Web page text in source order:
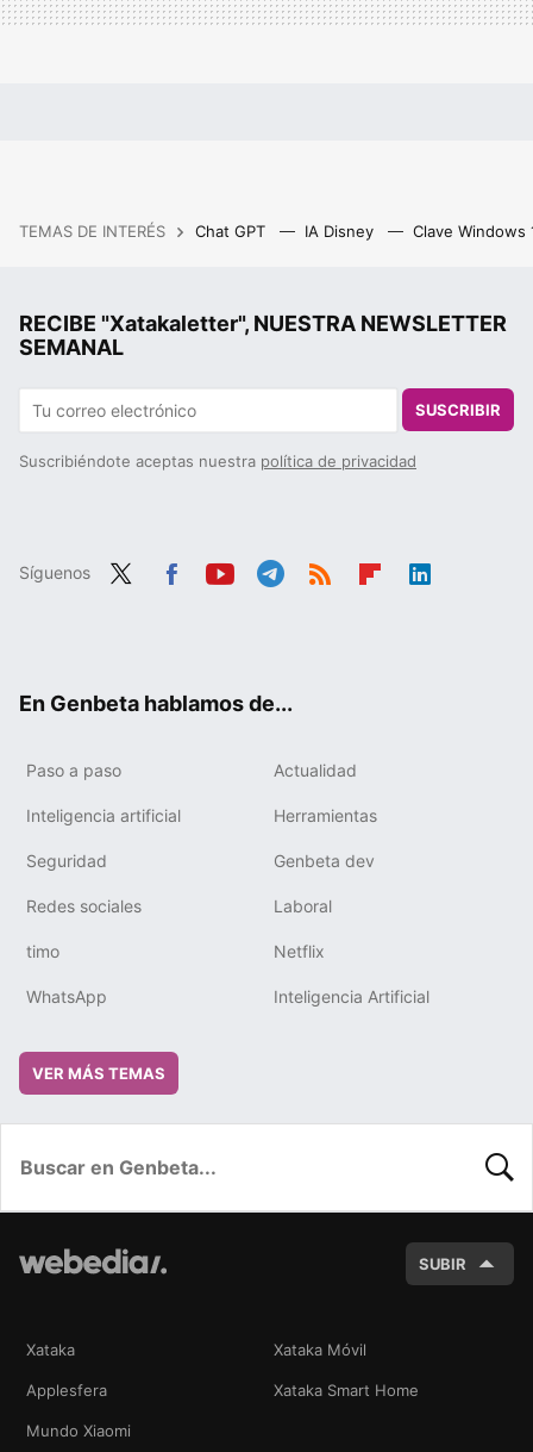
TEMAS DE INTERÉS Chat GPT IA Disney Clave Windows
RECIBE "Xatakaletter", NUESTRA NEWSLETTER
SEMANAL
SUSCRIBIR
Suscribiéndote aceptas nuestra política de privacidad
Síguenos
En Genbeta hablamos de...
Paso a paso Actualidad
Inteligencia artificial Herramientas
Seguridad Genbeta dev
Redes sociales Laboral
timo Netflix
WhatsApp Inteligencia Artificial
VER MÁS TEMAS
SUBIR
Xataka Xataka Móvil
Applesfera Xataka Smart Home
Mundo Xiaomi